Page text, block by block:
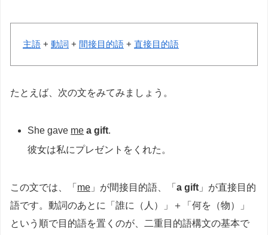
主語 + 動詞 + 間接目的語 + 直接目的語
たとえば、次の文をみてみましょう。
She gave me a gift.
彼女は私にプレゼントをくれた。
この文では、「 me 」が間接目的語、「 a gift 」が直接目的
語です。動詞のあとに「誰に（人）」＋「何を（物）」
という順で目的語を置くのが、二重目的語構文の基本で